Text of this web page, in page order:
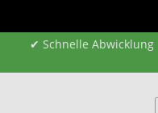
✔ Schnelle Abwicklung